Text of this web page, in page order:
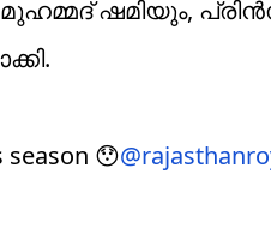
ഷമിയും,
😯